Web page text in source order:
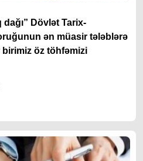
dağı” Dövlət Tarix-
ən müasir tələblərə
öz töhfəmizi